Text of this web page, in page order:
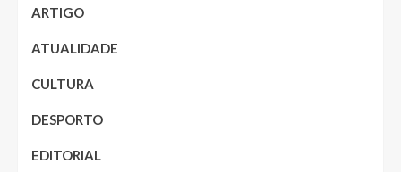
ARTIGO
ATUALIDADE
CULTURA
DESPORTO
EDITORIAL